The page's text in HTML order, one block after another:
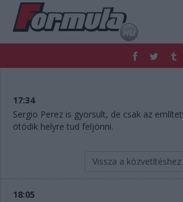
FORMULA
NEMZETKÖZI
HAZAI
RETRO
TIPPJÁTÉK
17:34
Sergio Perez is gyorsult, de csak az
ötödik helyre tud feljönni.
Vissza a közvetítéshez
18:05